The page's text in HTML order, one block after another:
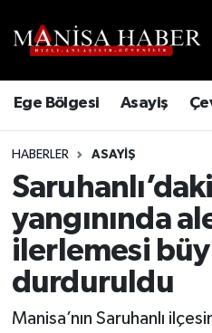
Ege Bölgesi Asayiş
HABERLER ASAYIŞ
yangınında
ilerlemesi
durduruldu
Manisa’nın Saruhanlı
Trafik Durumu
Süper Lig Puan
Tüm Manşetler
Son Dakika Haberleri